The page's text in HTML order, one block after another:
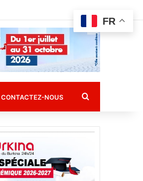
CONTACTEZ-NOUS Rechercher
FR